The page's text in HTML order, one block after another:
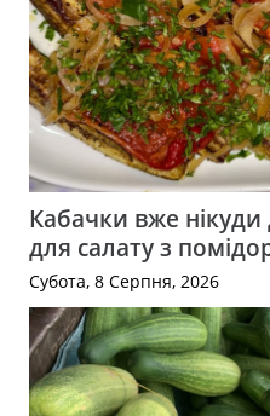
Кабачки вже нікуди
для салату з
Субота, 8 Серпня, 2026